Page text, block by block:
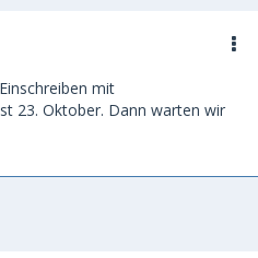
mit
23. Oktober. Dann warten wir